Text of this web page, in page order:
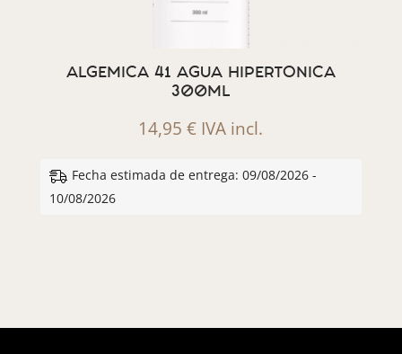
ALGEMICA 41 AGUA HIPERTONICA
300ML
14,95€ IVA incl.
Fecha estimada de entrega: 09/08/2026 -
10/08/2026